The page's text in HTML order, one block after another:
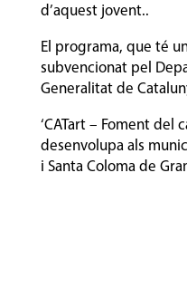
d’aquest jovent..
El programa, que té
subvencionat pel
Generalitat de
‘CATart – Foment del
desenvolupa als
i Santa Coloma de